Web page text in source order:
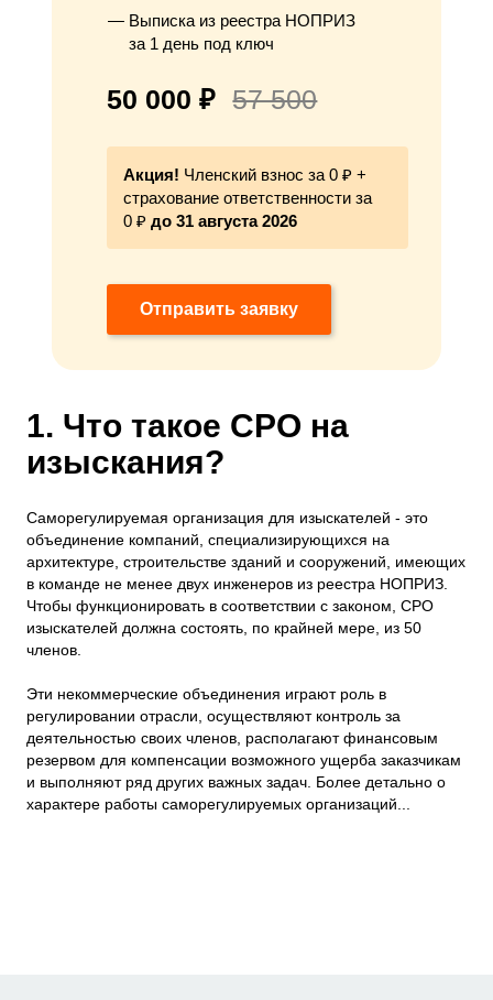
Выписка из реестра НОПРИЗ
за 1 день под ключ
50 000 ₽ 57 500
Акция! Членский взнос за 0 ₽ +
страхование ответственности за
0 ₽до 31 августа 2026
Отправить заявку
1. Что такое СРО на
изыскания?
Саморегулируемая организация для изыскателей - это
объединение компаний, специализирующихся на
архитектуре, строительстве зданий и сооружений, имеющих
в команде не менее двух инженеров из реестра НОПРИЗ.
Чтобы функционировать в соответствии с законом, СРО
изыскателей должна состоять, по крайней мере, из 50
членов.
Эти некоммерческие объединения играют роль в
регулировании отрасли, осуществляют контроль за
деятельностью своих членов, располагают финансовым
резервом для компенсации возможного ущерба заказчикам
и выполняют ряд других важных задач. Более детально о
характере работы саморегулируемых организаций...